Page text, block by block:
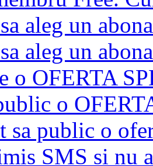
aleg un
aleg un
o OFERTA
o
sa public o
SMS si nu